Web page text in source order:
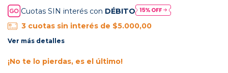
Cuotas SIN interés con DÉBITO
3 cuotas sin interés de $5.000,00
Ver más detalles
¡No te lo pierdas, es el último!